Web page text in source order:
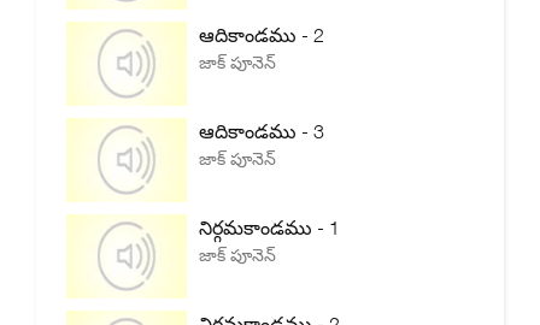
ఆదికాండము - 2
జాక్ పూనెన్
ఆదికాండము - 3
జాక్ పూనెన్
నిర్గమకాండము - 1
జాక్ పూనెన్